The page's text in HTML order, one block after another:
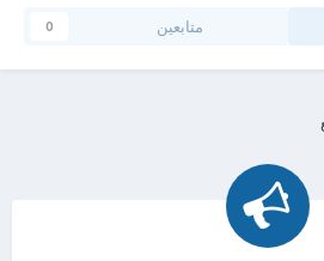
متابعين 0